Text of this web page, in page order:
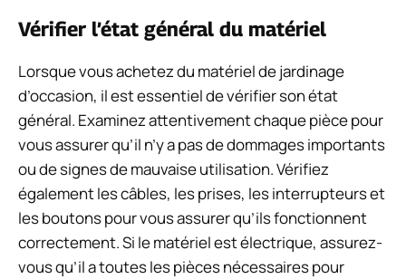
Vérifier l’état général du matériel
Lorsque vous achetez du matériel de jardinage
d’occasion, il est essentiel de vérifier son état
général. Examinez attentivement chaque pièce pour
vous assurer qu’il n’y a pas de dommages importants
ou de signes de mauvaise utilisation. Vérifiez
également les câbles, les prises, les interrupteurs et
les boutons pour vous assurer qu’ils fonctionnent
correctement. Si le matériel est électrique, assurez-
vous qu’il a toutes les pièces nécessaires pour